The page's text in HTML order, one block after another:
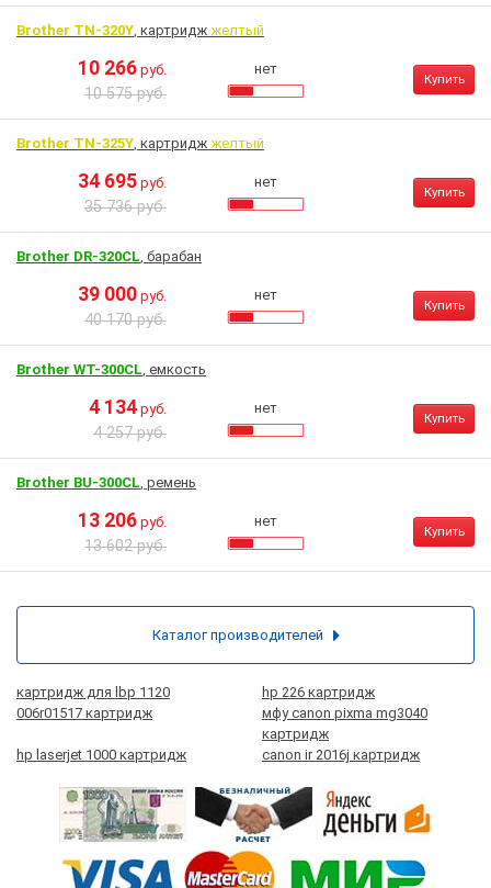
Brother TN-320Y, картридж желтый
10 266 руб.
10 575 руб.
нет
Купить
Brother TN-325Y, картридж желтый
34 695 руб.
35 736 руб.
нет
Купить
Brother DR-320CL, барабан
39 000 руб.
40 170 руб.
нет
Купить
Brother WT-300CL, емкость
4 134 руб.
4 257 руб.
нет
Купить
Brother BU-300CL, ремень
13 206 руб.
13 602 руб.
нет
Купить
картридж для lbp 1120
hp 226 картридж
006r01517 картридж
мфу canon pixma mg3040
картридж
hp laserjet 1000 картридж
canon ir 2016j картридж